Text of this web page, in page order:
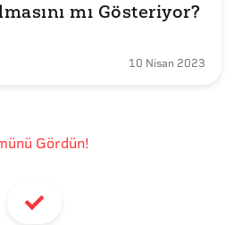
mı Gösteriyor?
10 Nisan 2023
Gördün!